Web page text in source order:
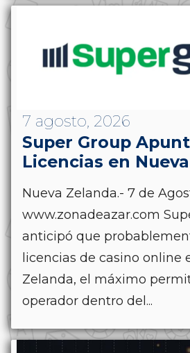
7 agosto, 2026
Super Group
Licencias en
Nueva Zelanda.- 7 de
www.zonadeazar.com
anticipó que
licencias de casino online
Zelanda, el máximo
operador dentro del...